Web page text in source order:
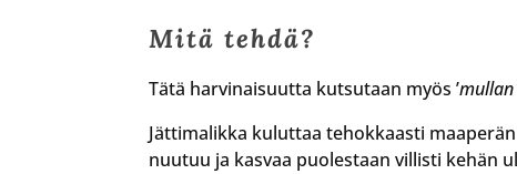
Mitä tehdä?
Tätä harvinaisuutta kutsutaan myös ’
Jättimalikka kuluttaa tehokkaasti
nuutuu ja kasvaa puolestaan villisti kehän